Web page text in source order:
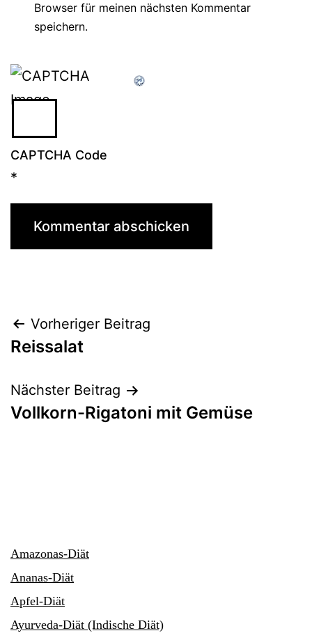
Browser für meinen nächsten Kommentar
speichern.
CAPTCHA Code
*
Beitragsnavigation
Vorheriger Beitrag
Reissalat
Nächster Beitrag
Vollkorn-Rigatoni mit Gemüse
Amazonas-Diät
Ananas-Diät
Apfel-Diät
Ayurveda-Diät (Indische Diät)